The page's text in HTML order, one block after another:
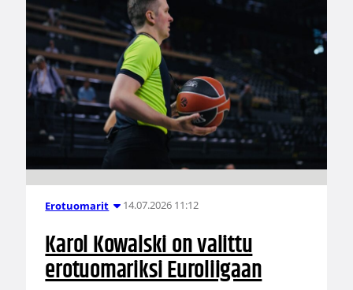
Erotuomarit 14.07.2026 11:12
Karol Kowalski on valittu
erotuomariksi Euroliigaan